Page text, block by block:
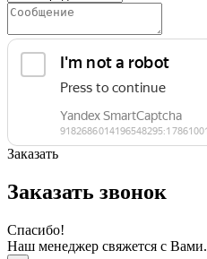
Заказать
Заказать звонок
Спасибо!
Наш менеджер свяжется с Вами.